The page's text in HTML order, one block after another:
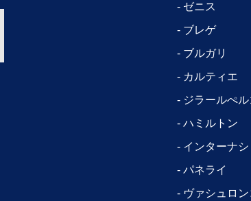
ゼニス
ブレゲ
ブルガリ
カルティエ
ジラールぺ
ハミルトン
インターナ
パネライ
ヴァシュロ